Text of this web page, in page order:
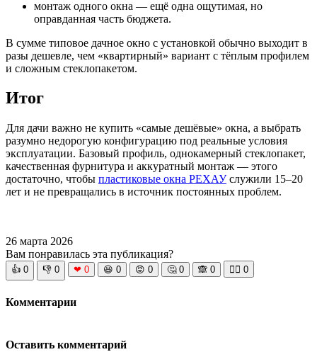
монтаж одного окна — ещё одна ощутимая, но
оправданная часть бюджета.
В сумме типовое дачное окно с установкой обычно выходит в
разы дешевле, чем «квартирный» вариант с тёплым профилем
и сложным стеклопакетом.
Итог
Для дачи важно не купить «самые дешёвые» окна, а выбрать
разумно недорогую конфигурацию под реальные условия
эксплуатации. Базовый профиль, однокамерный стеклопакет,
качественная фурнитура и аккуратный монтаж — этого
достаточно, чтобы пластиковые окна РЕХАУслужили 15–20
лет и не превращались в источник постоянных проблем.
26 марта 2026
Вам понравилась эта публикация?
👍 0 👎 0 ❤ 0 😆 0 😡 0 🤔 0 🙈 0 🧘‍♀️ 0
Комментарии
Оставить комментарий